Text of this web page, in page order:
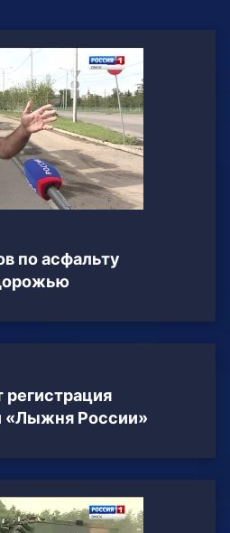
по асфальту
«Лыжня России»